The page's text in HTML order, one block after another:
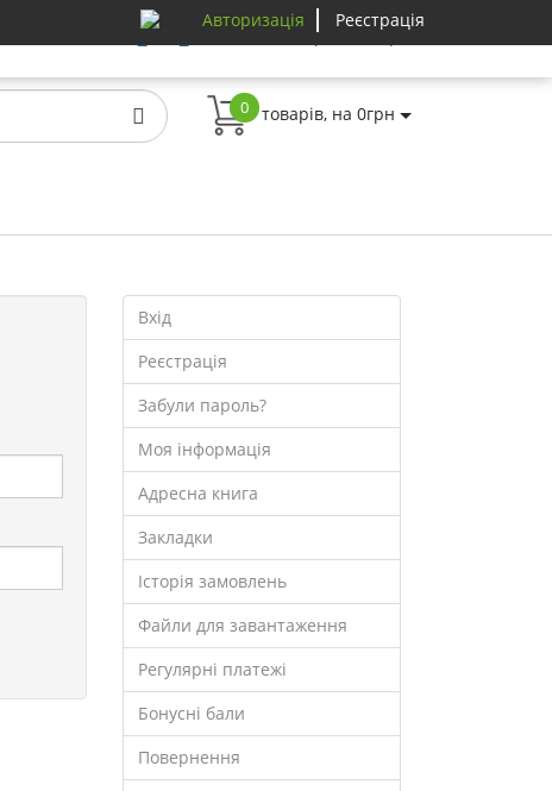
0 товарів, на 0грн
Авторизація Реєстрація
0 товарів, на 0грн
Вхід
Реєстрація
Забули пароль?
Моя інформація
Адресна книга
Закладки
Історія замовлень
Файли для завантаження
Регулярні платежі
Бонусні бали
Повернення